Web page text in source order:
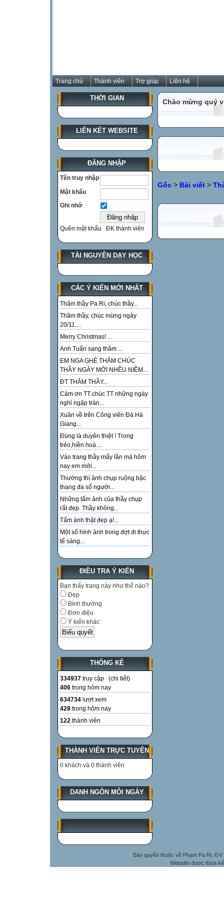
Trang chủ Thành viên Trợ giúp Liên hệ
THỜI GIAN
LIÊN KẾT WEBSITE
ĐĂNG NHẬP
Tên truy nhập
Mật khẩu
Ghi nhớ
Quên mật khẩu ĐK thành viên
TÀI NGUYÊN DẠY HỌC
CÁC Ý KIẾN MỚI NHẤT
Thăm thầy Pa Ri, chúc thầy...
Thăm thầy, chúc mừng ngày
20/11....
Merry Christmas! ...
Anh Tuấn sang thăm ...
EM NGA GHÉ THĂM CHÚC
THẦY NGÀY MỚI NHỀU NIỀM...
ĐT THĂM THẦY...
Cảm ơn TT chúc TT những ngày
nghỉ ngập tràn...
Xuân về trên Công viên Đá Hà
Giang...
Đúng là duyên thiệt ! Trong
trẻo,hiền hoà....
Vào trang thầy mấy lần mà hôm
nay em mới...
Thường thì ảnh chụp ruộng bậc
thang đa số người...
Những tấm ảnh của thầy chụp
rất đẹp. Thầy không...
Tấm ảnh thật đẹp ạ!...
Một số hình ảnh trong đợt đi thực
tế sáng...
ĐIỀU TRA Ý KIẾN
Bạn thấy trang này như thế nào?
Đẹp
Bình thường
Đơn điệu
Ý kiến khác
THỐNG KÊ
334937 truy cập (chi tiết)
406 trong hôm nay
634734 lượt xem
428 trong hôm nay
122 thành viên
THÀNH VIÊN TRỰC TUYẾN
0 khách và 0 thành viên
DANH NGÔN MỖI NGÀY
Chào mừng quý
Gốc > Bài viết >
Bản quyền thuộc về Phạm Pa Ri,
Website được thừa